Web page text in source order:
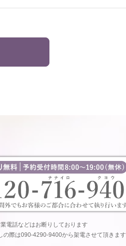
電話などはお断りしております
の際は090-4290-9400から架電させて頂きます